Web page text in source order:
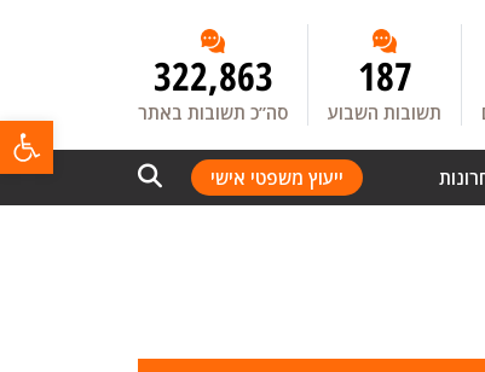
187
תשובות השבוע
322,863
סה”כ תשובות באתר
ייעוץ משפטי אישי